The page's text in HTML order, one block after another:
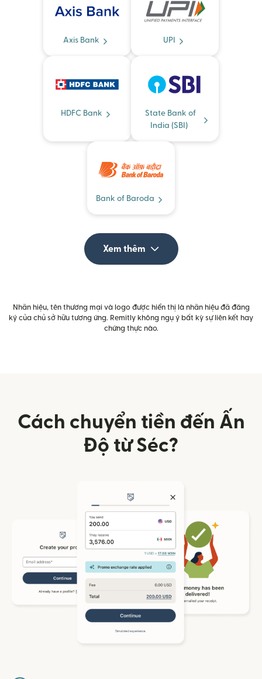
Axis Bank UPI
HDFC Bank
State Bank of
India (SBI)
Bank of Baroda
Xem thêm
Nhãn hiệu, tên thương mại và logo được hiển thị là nhãn hiệu đã đăng
ký của chủ sở hữu tương ứng. Remitly không ngụ ý bất kỳ sự liên kết hay
chứng thực nào.
Cách chuyển tiền đến Ấn
Độ từ Séc?